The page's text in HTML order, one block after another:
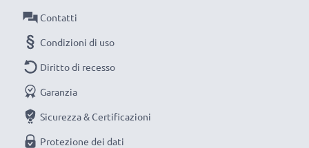
Contatti
Condizioni di uso
Diritto di recesso
Garanzia
Sicurezza & Certificazioni
Protezione dei dati